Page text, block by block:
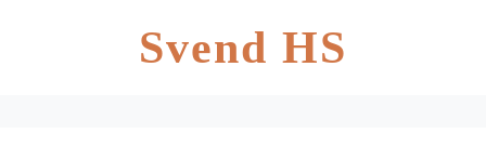
Svend HS